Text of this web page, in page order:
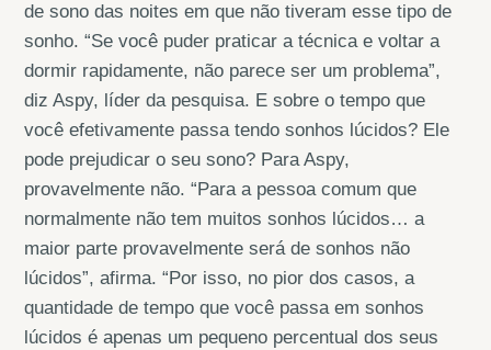
de sono das noites em que não tiveram esse tipo de
sonho. “Se você puder praticar a técnica e voltar a
dormir rapidamente, não parece ser um problema”,
diz Aspy, líder da pesquisa. E sobre o tempo que
você efetivamente passa tendo sonhos lúcidos? Ele
pode prejudicar o seu sono? Para Aspy,
provavelmente não. “Para a pessoa comum que
normalmente não tem muitos sonhos lúcidos… a
maior parte provavelmente será de sonhos não
lúcidos”, afirma. “Por isso, no pior dos casos, a
quantidade de tempo que você passa em sonhos
lúcidos é apenas um pequeno percentual dos seus